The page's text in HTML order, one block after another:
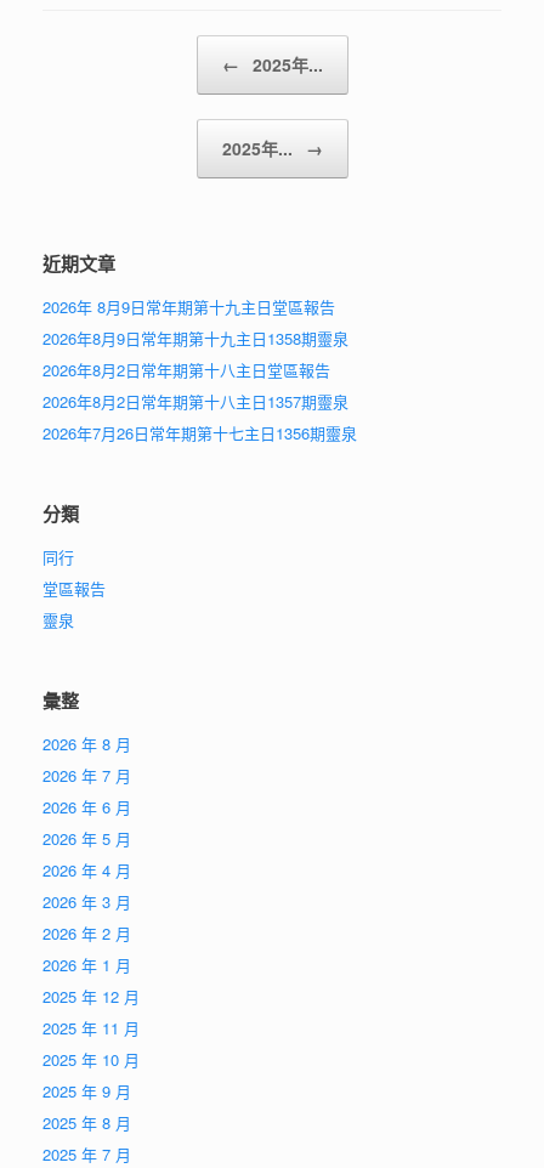
Post navigation
← 2025年...
2025年... →
近期文章
2026年 8月9日常年期第十九主日堂區報告
2026年8月9日常年期第十九主日1358期靈泉
2026年8月2日常年期第十八主日堂區報告
2026年8月2日常年期第十八主日1357期靈泉
2026年7月26日常年期第十七主日1356期靈泉
分類
同行
堂區報告
靈泉
彙整
2026 年 8 月
2026 年 7 月
2026 年 6 月
2026 年 5 月
2026 年 4 月
2026 年 3 月
2026 年 2 月
2026 年 1 月
2025 年 12 月
2025 年 11 月
2025 年 10 月
2025 年 9 月
2025 年 8 月
2025 年 7 月